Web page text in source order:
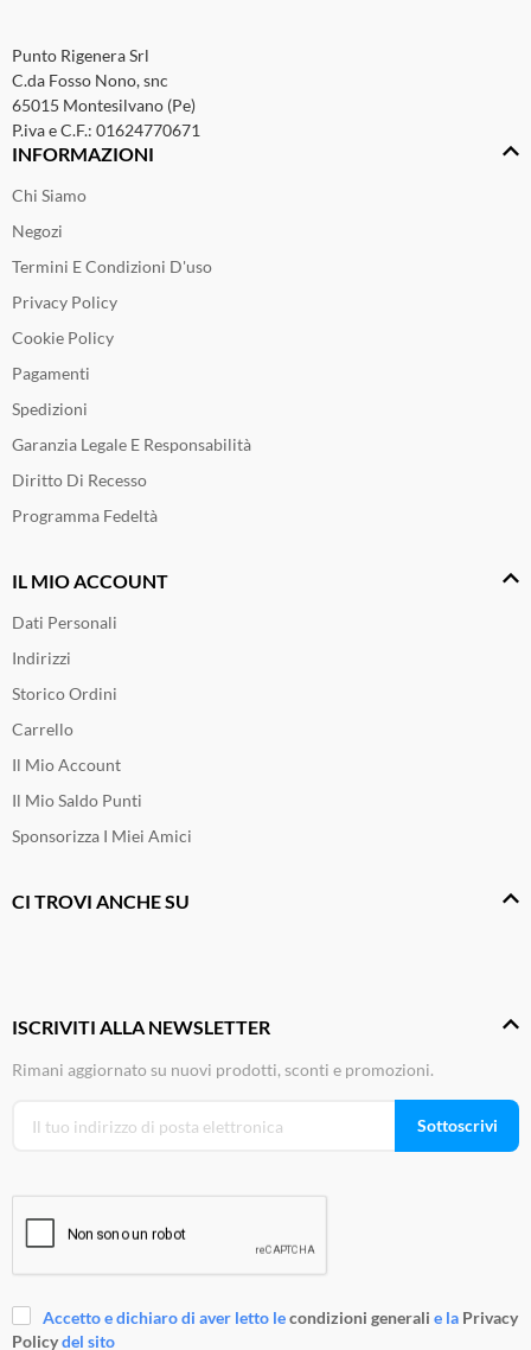
Alimentari e Casalinghi
Punto Rigenera Srl
C.da Fosso Nono, snc
65015 Montesilvano (Pe)
P.iva e C.F.: 01624770671
INFORMAZIONI
Chi Siamo
Negozi
Termini E Condizioni D'uso
Privacy Policy
Cookie Policy
Pagamenti
Spedizioni
Garanzia Legale E Responsabilità
Diritto Di Recesso
Programma Fedeltà
IL MIO ACCOUNT
Dati Personali
Indirizzi
Storico Ordini
Carrello
Il Mio Account
Il Mio Saldo Punti
Sponsorizza I Miei Amici
CI TROVI ANCHE SU
ISCRIVITI ALLA NEWSLETTER
Rimani aggiornato su nuovi prodotti, sconti e promozioni.
Sottoscrivi
Accetto e dichiaro di aver letto lecondizioni generali e la Privacy
Policydel sito